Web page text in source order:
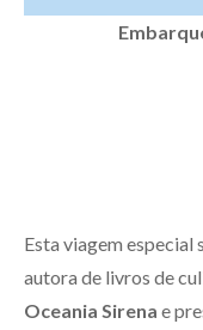
Esta viagem especial
autora de livros de
Oceania Sirena e